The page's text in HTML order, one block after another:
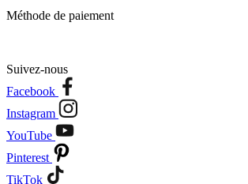
Méthode de paiement
Suivez-nous
Facebook
Instagram
YouTube
Pinterest
TikTok